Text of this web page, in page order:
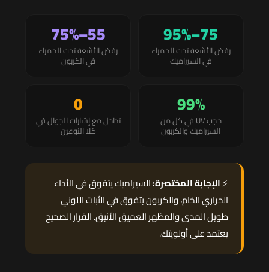
75–95%
رفض الأشعة تحت الحمراء
في السيراميك
55–75%
رفض الأشعة تحت الحمراء
في الكربون
99%
حجب UV في كل من
السيراميك والكربون
0
تداخل مع إشارات الجوال في
كلا النوعين
⚡الإجابة المختصرة:السيراميك يتفوق في الأداء
الحراري الخام، والكربون يتفوق في الثبات اللوني
طويل المدى والمظهر العميق الأنيق. القرار الصحيح
يعتمد على أولويتك.